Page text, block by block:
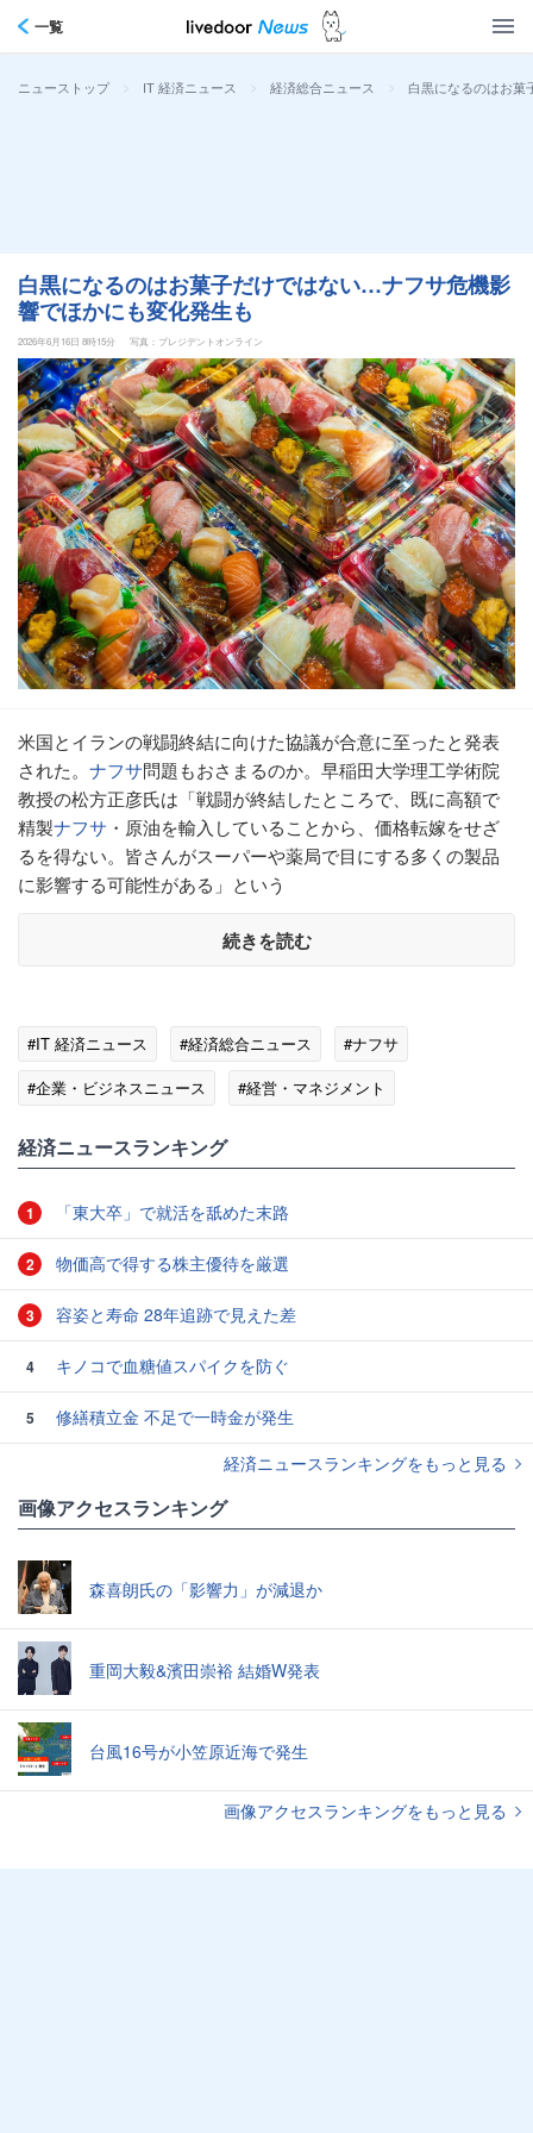
一覧
ニューストップ > IT 経済ニュース > 経済総合ニュース > 白黒になるのはお菓
白黒になるのはお菓子だけではない…ナフサ危機影
響でほかにも変化発生も
2026年6月16日 8時15分 写真：プレジデントオンライン
米国とイランの戦闘終結に向けた協議が合意に至ったと発表
された。 ナフサ問題もおさまるのか。早稲田大学理工学術院
教授の松方正彦氏は「戦闘が終結したところで、既に高額で
精製ナフサ ・原油を輸入していることから、価格転嫁をせざ
るを得ない。皆さんがスーパーや薬局で目にする多くの製品
に影響する可能性がある」という
続きを読む
#IT 経済ニュース #経済総合ニュース
#ナフサ
#企業・ビジネスニュース
#経営・マネジメント
経済ニュースランキング
1 「東大卒」で就活を舐めた末路
2 物価高で得する株主優待を厳選
3 容姿と寿命 28年追跡で見えた差
4 キノコで血糖値スパイクを防ぐ
5
修繕積立金 不足で一時金が発生
経済ニュースランキングをもっと見る
画像アクセスランキング
森喜朗氏の「影響力」が減退か
重岡大毅&濱田崇裕 結婚W発表
台風16号が小笠原近海で発生
画像アクセスランキングをもっと見る